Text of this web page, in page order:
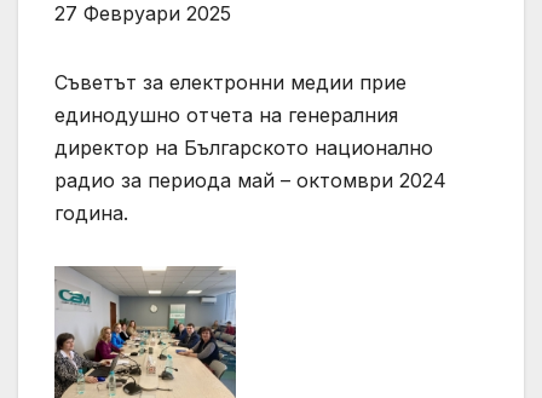
27 Февруари 2025
Съветът за електронни медии прие
единодушно отчета на генералния
директор на Българското национално
радио за периода май – октомври 2024
година.